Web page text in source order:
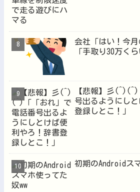
会社「はい！今
「手取り30万く
【悲報】彡
号出るようにし
登録しとこ！」
初期のAndroidス